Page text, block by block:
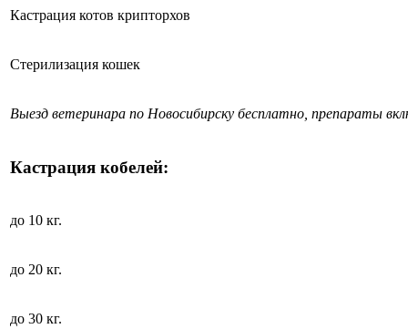
Кастрация котов крипторхов
Стерилизация кошек
Выезд ветеринара по Новосибирску бесплатно, препараты
Кастрация кобелей:
до 10 кг.
до 20 кг.
до 30 кг.